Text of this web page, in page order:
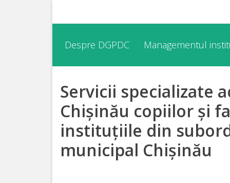
DGPDC
Informații
despre
DGPDC
Subdiviziuni/Servicii
Despre DGPDC Managementul
Servicii specializate
Chișinău copiilor și
instituțiile din
municipal Chișinău